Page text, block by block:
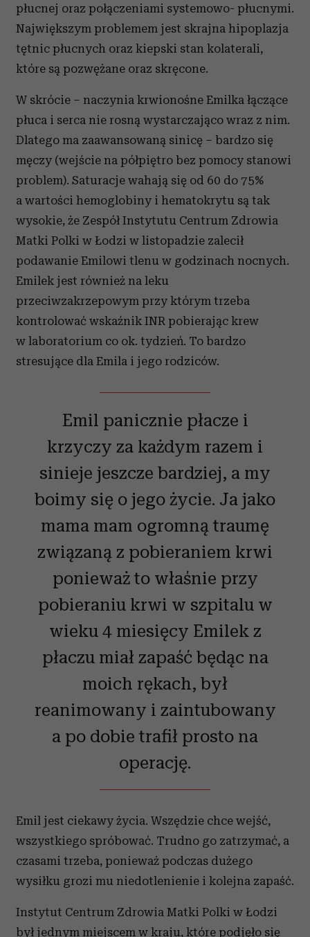
płucnej oraz połączeniami systemowo- płucnymi.
Największym problemem jest skrajna hipoplazja
tętnic płucnych oraz kiepski stan kolaterali,
które są pozwężane oraz skręcone.
W skrócie – naczynia krwionośne Emilka łączące
płuca i serca nie rosną wystarczająco wraz z nim.
Dlatego ma zaawansowaną sinicę – bardzo się
męczy (wejście na półpiętro bez pomocy stanowi
problem). Saturacje wahają się od 60 do 75%
a wartości hemoglobiny i hematokrytu są tak
wysokie, że Zespół Instytutu Centrum Zdrowia
Matki Polki w Łodzi w listopadzie zalecił
podawanie Emilowi tlenu w godzinach nocnych.
Emilek jest również na leku
przeciwzakrzepowym przy którym trzeba
kontrolować wskaźnik INR pobierając krew
w laboratorium co ok. tydzień. To bardzo
stresujące dla Emila i jego rodziców.
Emil panicznie płacze i
krzyczy za każdym razem i
sinieje jeszcze bardziej, a my
boimy się o jego życie. Ja jako
mama mam ogromną traumę
związaną z pobieraniem krwi
ponieważ to właśnie przy
pobieraniu krwi w szpitalu w
wieku 4 miesięcy Emilek z
płaczu miał zapaść będąc na
moich rękach, był
reanimowany i zaintubowany
a po dobie trafił prosto na
operację.
Emil jest ciekawy życia. Wszędzie chce wejść,
wszystkiego spróbować. Trudno go zatrzymać, a
czasami trzeba, ponieważ podczas dużego
wysiłku grozi mu niedotlenienie i kolejna zapaść.
Instytut Centrum Zdrowia Matki Polki w Łodzi
był jednym miejscem w kraju, które podjęło się